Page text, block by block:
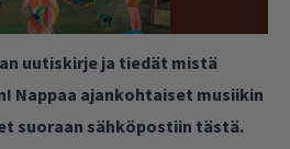
uutiskirje ja tiedät mistä
Nappaa ajankohtaiset musiikin
suoraan sähköpostiin tästä.